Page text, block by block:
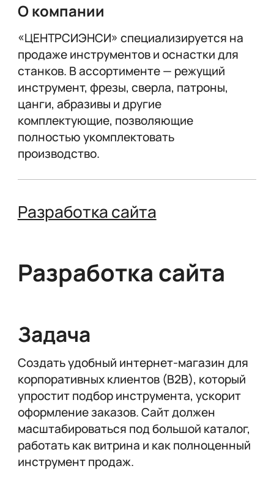
О компании
«ЦЕНТРСИЭНСИ» специализируется на
продаже инструментов и оснастки для
станков. В ассортименте — режущий
инструмент, фрезы, сверла, патроны,
цанги, абразивы и другие
комплектующие, позволяющие
полностью укомплектовать
производство.
Разработка сайта
Разработка сайта
Задача
Создать удобный интернет-магазин для
корпоративных клиентов (B2B), который
упростит подбор инструмента, ускорит
оформление заказов. Сайт должен
масштабироваться под большой каталог,
работать как витрина и как полноценный
инструмент продаж.